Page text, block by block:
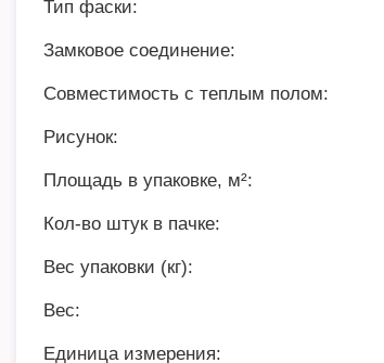
Тип фаски:
Замковое соединение:
Совместимость с теплым полом:
Рисунок:
Площадь в упаковке, м²:
Кол-во штук в пачке:
Вес упаковки (кг):
Вес:
Единица измерения: